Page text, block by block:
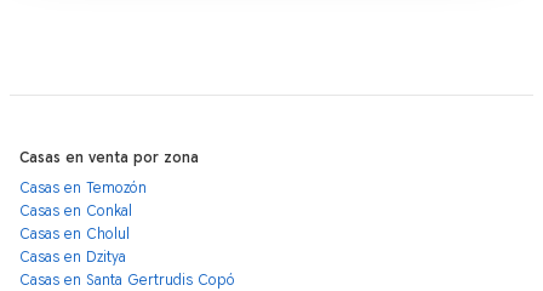
Casas en venta por zona
Casas en Temozón
Casas en Conkal
Casas en Cholul
Casas en Dzitya
Casas en Santa Gertrudis Copó